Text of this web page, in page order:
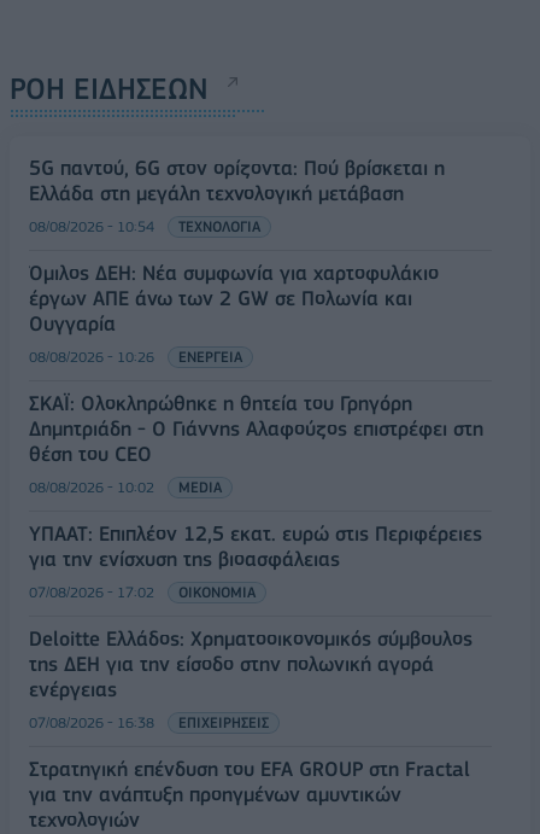
ΡΟΗ ΕΙΔΗΣΕΩΝ
5G παντού, 6G στον ορίζοντα: Πού βρίσκεται η
Ελλάδα στη μεγάλη τεχνολογική μετάβαση
08/08/2026 - 10:54 ΤΕΧΝΟΛΟΓΙΑ
Όμιλος ΔΕΗ: Νέα συμφωνία για χαρτοφυλάκιο
έργων ΑΠΕ άνω των 2 GW σε Πολωνία και
Ουγγαρία
08/08/2026 - 10:26 ΕΝΕΡΓΕΙΑ
ΣΚΑΪ: Ολοκληρώθηκε η θητεία του Γρηγόρη
Δημητριάδη - Ο Γιάννης Αλαφούζος επιστρέφει στη
θέση του CEO
08/08/2026 - 10:02 MEDIA
ΥΠΑΑΤ: Επιπλέον 12,5 εκατ. ευρώ στις Περιφέρειες
για την ενίσχυση της βιοασφάλειας
07/08/2026 - 17:02 ΟΙΚΟΝΟΜΙΑ
Deloitte Ελλάδος: Χρηματοοικονομικός σύμβουλος
της ΔΕΗ για την είσοδο στην πολωνική αγορά
ενέργειας
07/08/2026 - 16:38 ΕΠΙΧΕΙΡΗΣΕΙΣ
Στρατηγική επένδυση του EFA GROUP στη Fractal
για την ανάπτυξη προηγμένων αμυντικών
τεχνολογιών